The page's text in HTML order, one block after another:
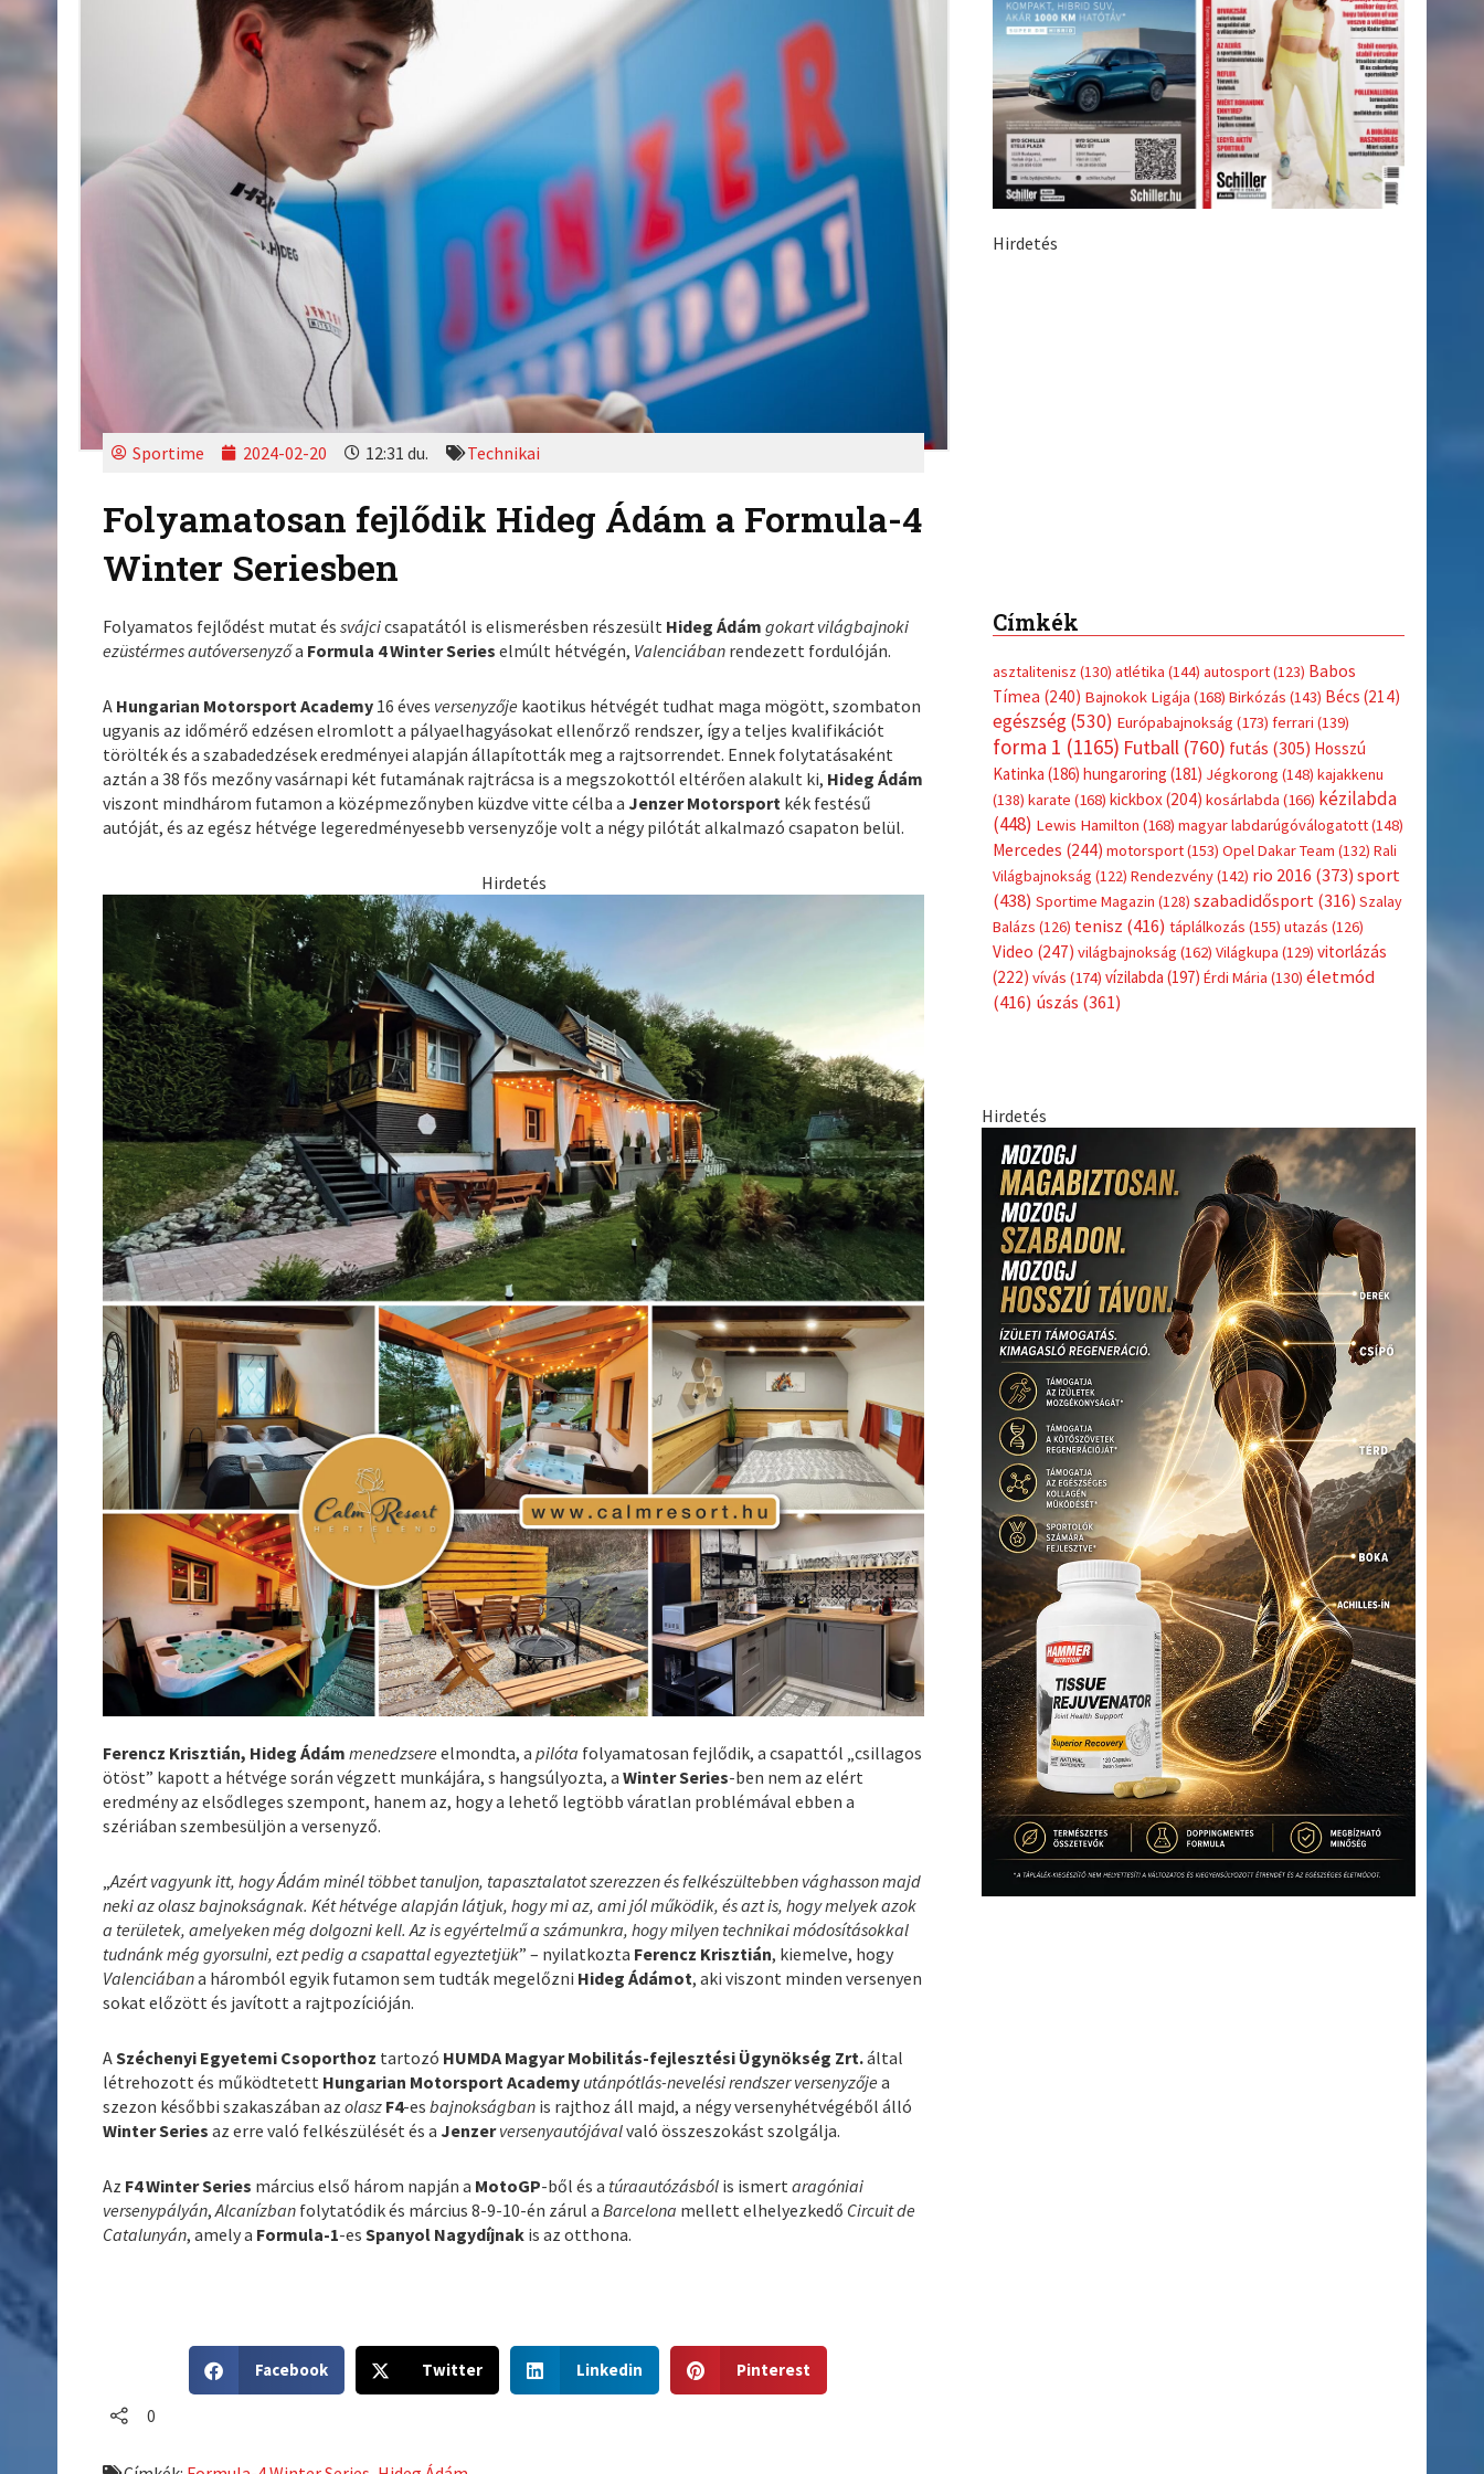
Sportime 2024-02-20 12:31 du. Technikai
Folyamatosan fejlődik Hideg Ádám a Formula-4
Winter Seriesben
Folyamatos fejlődést mutat éssvájcicsapatától is elismerésben részesült Hideg Ádámgokart világbajnoki
ezüstérmes autóversenyzőa Formula 4 Winter Serieselmúlt hétvégén, Valenciában rendezett fordulóján.
A Hungarian Motorsport Academy 16 éves versenyzője kaotikus hétvégét tudhat maga mögött, szombaton
ugyanis az időmérő edzésen elromlott a pályaelhagyásokat ellenőrző rendszer, így a teljes kvalifikációt
törölték és a szabadedzések eredményei alapján állapították meg a rajtsorrendet. Ennek folytatásaként
aztán a 38 fős mezőny vasárnapi két futamának rajtrácsa is a megszokottól eltérően alakult ki, Hideg Ádám
viszont mindhárom futamon a középmezőnyben küzdve vitte célba aJenzer Motorsport kék festésű
autóját, és az egész hétvége legeredményesebb versenyzője volt a négy pilótát alkalmazó csapaton belül.
Hirdetés
Ferencz Krisztián, Hideg Ádám menedzsereelmondta, apilóta folyamatosan fejlődik, a csapattól „csillagos
ötöst” kapott a hétvége során végzett munkájára, s hangsúlyozta, aWinter Series-ben nem az elért
eredmény az elsődleges szempont, hanem az, hogy a lehető legtöbb váratlan problémával ebben a
szériában szembesüljön a versenyző.
„Azért vagyunk itt, hogy Ádám minél többet tanuljon, tapasztalatot szerezzen és felkészültebben vághasson majd
neki az olasz bajnokságnak. Két hétvége alapján látjuk, hogy mi az, ami jól működik, és azt is, hogy melyek azok
a területek, amelyeken még dolgozni kell. Az is egyértelmű a számunkra, hogy milyen technikai módosításokkal
tudnánk még gyorsulni, ezt pedig a csapattal egyeztetjük” – nyilatkozta Ferencz Krisztián, kiemelve, hogy
Valenciábana háromból egyik futamon sem tudták megelőzni Hideg Ádámot, aki viszont minden versenyen
sokat előzött és javított a rajtpozícióján.
ASzéchenyi Egyetemi Csoporthoz tartozó HUMDA Magyar Mobilitás-fejlesztési Ügynökség Zrt.által
létrehozott és működtetett Hungarian Motorsport Academy utánpótlás-nevelési rendszer versenyzőjea
szezon későbbi szakaszában azolasz F4-esbajnokságban is rajthoz áll majd, a négy versenyhétvégéből álló
Winter Seriesaz erre való felkészülését és aJenzerversenyautójávalvaló összeszokást szolgálja.
Az F4 Winter Series március első három napján a MotoGP-ből és a túraautózásból is ismertaragóniai
versenypályán,Alcanízban folytatódik és március 8-9-10-én zárul aBarcelona mellett elhelyezkedő Circuit de
Catalunyán, amely a Formula-1-esSpanyol Nagydíjnak is az otthona.
h
Facebook
h
Twitter
h
Linkedin
h
Pinterest
0
Hirdetés
Címkék
asztalitenisz(130) autosport(123)Babos
Tímea(240)Bajnokok Ligája (168)Birkózás(143)Bécs(214)
egészség(530) Európabajnokság(173)ferrari(139)
forma 1(1165) (760)futás(305)
Hosszú
Katinka(186)hungaroring (181)Jégkorong(148)
kajakkenu
(138)karate(168)kickbox(204) kosárlabda(166)kézilabda
(448)Lewis Hamilton(168)magyar labdarúgóválogatott(148)
Mercedes(244)motorsport(153)Opel Dakar Team(132)Rali
Világbajnokság(122)Rendezvény(142)rio 2016(373)sport
(438)Sportime Magazin (128)szabadidősport (316)Szalay
Balázs
(126)tenisz(416)táplálkozás(155)utazás(126)
Video (247)világbajnokság(162) Világkupa(129)vitorlázás
(222)
vívás(174)vízilabda(197) Érdi Mária(130)életmód
(416)úszás(361)
Hirdetés